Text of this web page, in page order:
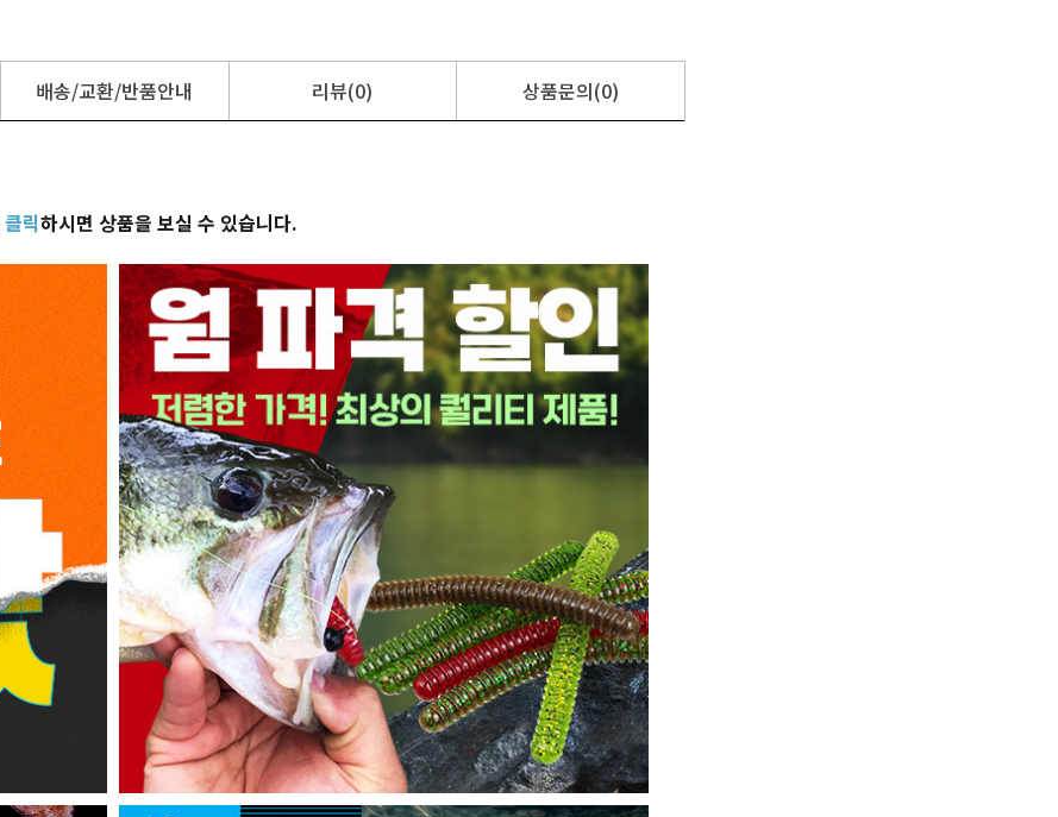
배송/교환/반품안내 리뷰(0) 상품문의(0)
클릭하시면 상품을 보실 수 있습니다.